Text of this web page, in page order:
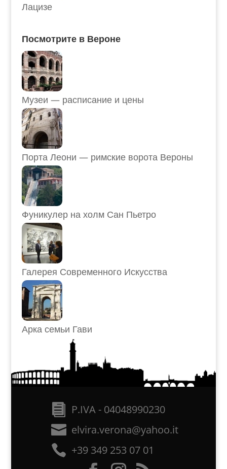
Лацизе
Посмотрите в Вероне
Музеи — расписание и цены
Порта Леони — римские ворота Вероны
Фуникулер на холм Сан Пьетро
Галерея Современного Искусства
Арка семьи Гави
P.IVA - 04048990230
elvira.verona@yahoo.it
+39 349 253 07 01